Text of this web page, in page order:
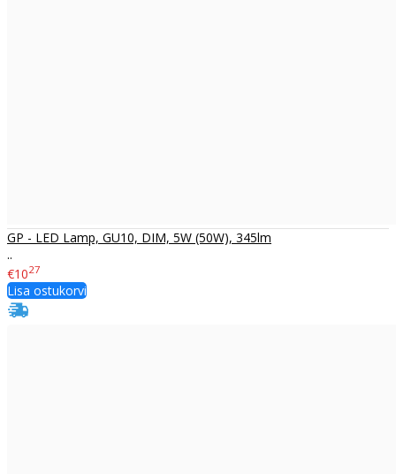
GP - LED Lamp, GU10, DIM, 5W (50W), 345lm
..
€1027
Lisa ostukorvi